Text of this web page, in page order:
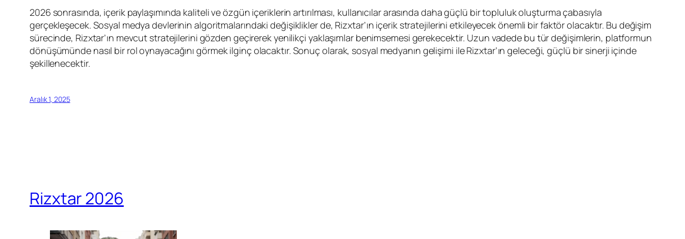
2026 sonrasında, içerik paylaşımında kaliteli ve özgün içeriklerin artırılması, kullanıcılar arasında daha güçlü bir topluluk oluşturma çabasıyla
gerçekleşecek. Sosyal medya devlerinin algoritmalarındaki değişiklikler de, Rizxtar’ın içerik stratejilerini etkileyecek önemli bir faktör olacaktır. Bu değişim
sürecinde, Rizxtar’ın mevcut stratejilerini gözden geçirerek yenilikçi yaklaşımlar benimsemesi gerekecektir. Uzun vadede bu tür değişimlerin, platformun
dönüşümünde nasıl bir rol oynayacağını görmek ilginç olacaktır. Sonuç olarak, sosyal medyanın gelişimi ile Rizxtar’ın geleceği, güçlü bir sinerji içinde
şekillenecektir.
Aralık 1, 2025
Rizxtar 2026